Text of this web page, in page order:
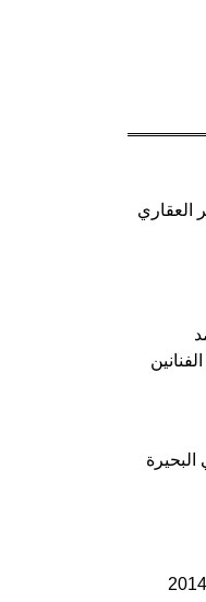
العقاري
تحولات مصر منذ 2014